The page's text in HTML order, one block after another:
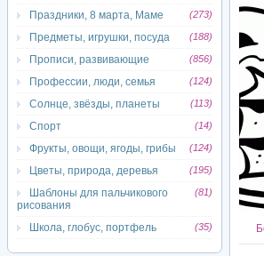
Праздники, 8 марта, Маме (273)
Предметы, игрушки, посуда (188)
Прописи, развивающие (856)
Профессии, люди, семья (124)
Солнце, звёзды, планеты (113)
Спорт (14)
Фрукты, овощи, ягоды, грибы (124)
Цветы, природа, деревья (195)
Шаблоны для пальчикового
рисования
(81)
Школа, глобус, портфель (35)